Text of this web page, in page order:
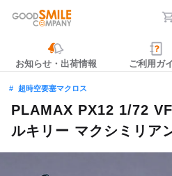
お知らせ・出荷情報 ご利用ガ
超時空要塞マクロス
PLAMAX PX12 1/72
ルキリー マクシミリア